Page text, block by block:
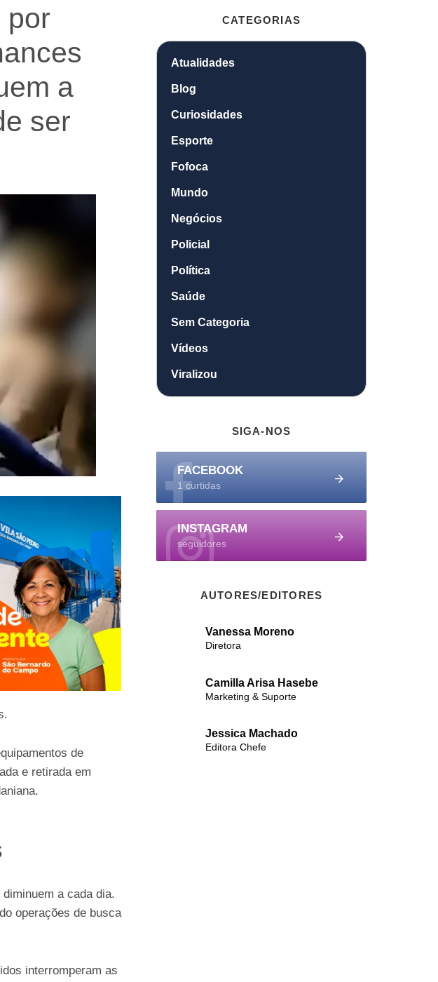
por
a
ser
de
e retirada em
a cada dia.
operações de busca
interromperam as
CATEGORIAS
Atualidades
Blog
Curiosidades
Esporte
Fofoca
Mundo
Negócios
Policial
Política
Saúde
Sem Categoria
Vídeos
Viralizou
SIGA-NOS
FACEBOOK
1 curtidas
INSTAGRAM
seguidores
AUTORES/EDITORES
Vanessa Moreno
Diretora
Camilla Arisa Hasebe
Marketing & Suporte
Jessica Machado
Editora Chefe